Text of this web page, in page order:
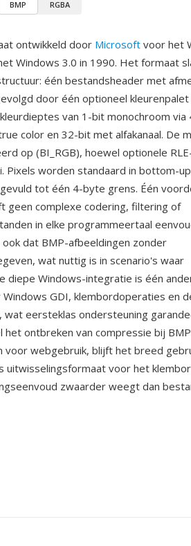
BMP RGBA
ontwikkeld door Microsoft voor het
Windows 3.0 in 1990. Het formaat
één bestandsheader met
door één optioneel
van 1-bit monochroom
color en 32-bit met alfakanaal. De
op (BI_RGB), hoewel optionele
Pixels worden standaard in bottom-
tot één 4-byte grens. Één
complexe codering, filtering of
in elke programmeertaal
dat BMP-afbeeldingen zonder
wat nuttig is in scenario's waar
diepe Windows-integratie is één
GDI, klembordoperaties en
eersteklas ondersteuning
het ontbreken van compressie bij
webgebruik, blijft het breed
voor het
zwaarder weegt dan